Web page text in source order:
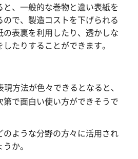
と、一般的な巻物と違い表紙を
ので、製造コストを下げられる
の表裏を利用したり、透かしな
たりすることができます。
方法が色々できるとなると、
第で面白い使い方ができそうで
のような分野の方々に活用され
か。